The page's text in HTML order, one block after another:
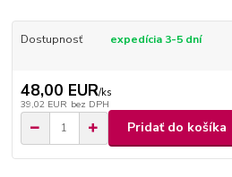
Dostupnosť expedícia 3-5 dní
48,00 EUR/ks
39,02 EUR bez DPH
Pridať do košíka